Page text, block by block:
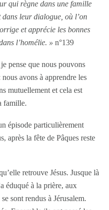
qui règne dans une famille
leur dialogue, où l’on
et apprécie les bonnes
l’homélie. » n°139
pense que nous pouvons
avons à apprendre les
mutuellement et cela est
famille.
épisode particulièrement
après la fête de Pâques reste
retrouve Jésus. Jusque là
éduqué à la prière, aux
sont rendus à Jérusalem.